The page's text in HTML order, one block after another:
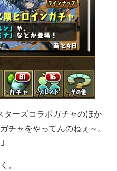
ーズコラボガチャのほか
ャをやってんのねぇ～。
｣
。